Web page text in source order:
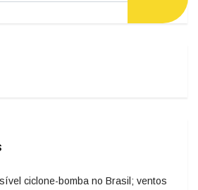
ciclone-bomba no Brasil; ventos